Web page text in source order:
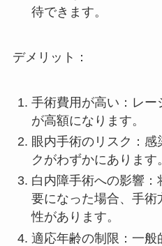
待できます。
デメリット：
手術費用が高い：レー
が高額になります。
眼内手術のリスク：感
クがわずかにあります。
白内障手術への影響
要になった場合、手
性があります。
適応年齢の制限：一